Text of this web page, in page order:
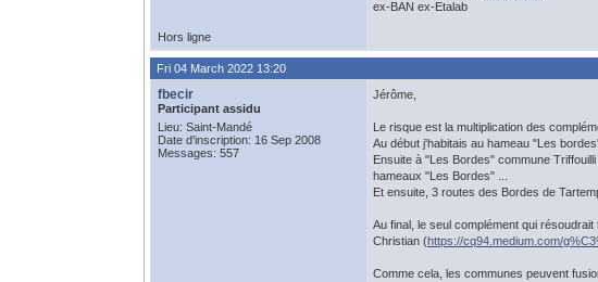
ex-BAN ex-Etalab
Hors ligne
Fri 04 March 2022 13:20
fbecir
Participant assidu
Lieu: Saint-Mandé
Date d'inscription: 16 Sep 2008
Messages: 557
Jérôme,
Le risque est la multiplication des
Au début j'habitais au hameau "Les
Ensuite à "Les Bordes" commune
hameaux "Les Bordes" ...
Et ensuite, 3 routes des Bordes de
Au final, le seul complément qui
Christian (https://cq94.medium.com/
Comme cela, les communes peuvent